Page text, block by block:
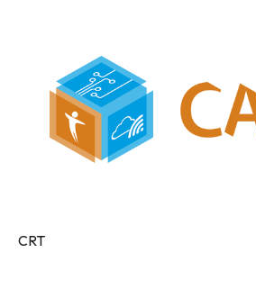
CRT